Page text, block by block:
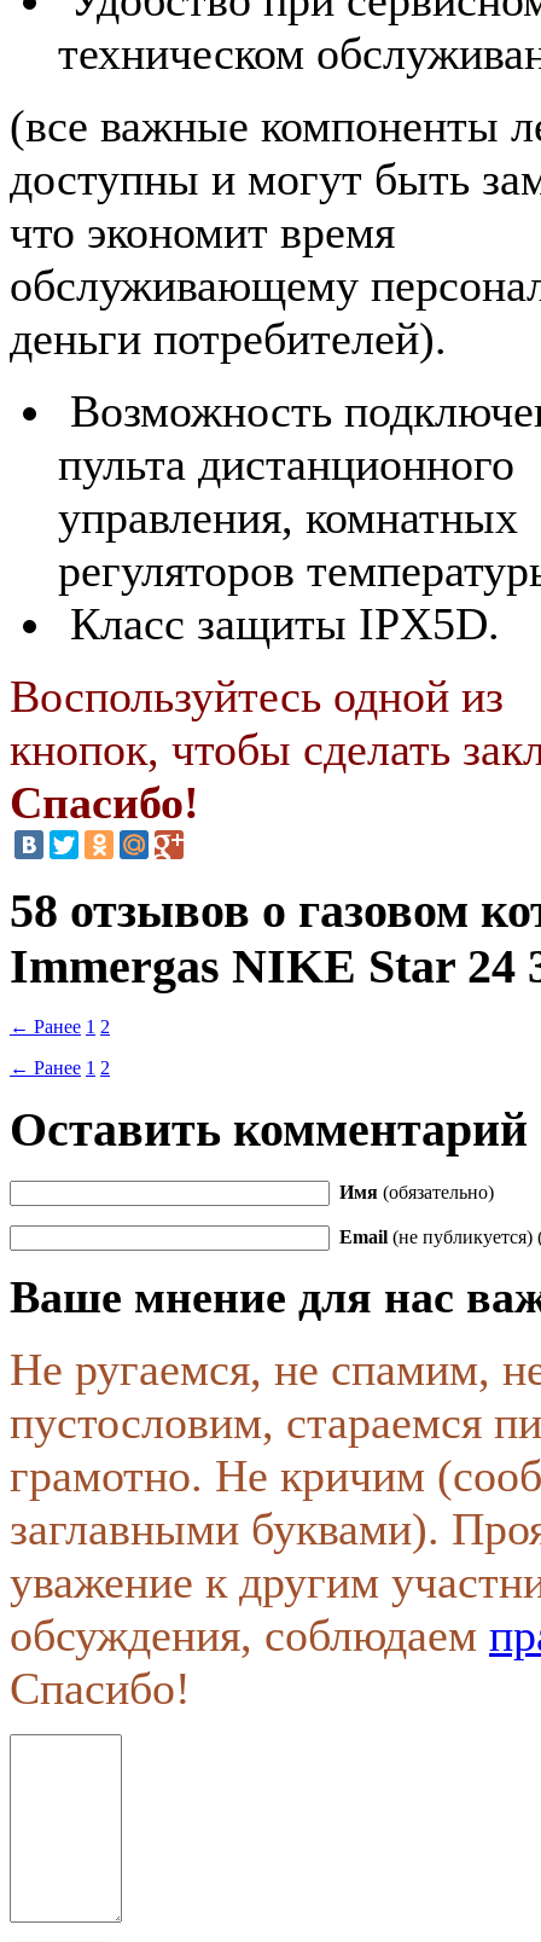
техническом
(все важные компоненты
доступны и могут быть
что экономит время
обслуживающему
деньги потребителей).
Возможность
пульта дистанционного
управления, комнатных
регуляторов
Класс защиты IPX5D.
Воспользуйтесь одной из
кнопок, чтобы сделать
Спасибо!
58 отзывов о газовом
Immergas NIKE Star 24
← Ранее 1 2
← Ранее 1 2
Оставить комментарий
Имя (обязательно)
Email (не публикуется)
Ваше мнение для нас
Не ругаемся, не спамим,
пустословим, стараемся
грамотно. Не кричим
заглавными буквами).
уважение к другим
обсуждения, соблюдаем
Спасибо!